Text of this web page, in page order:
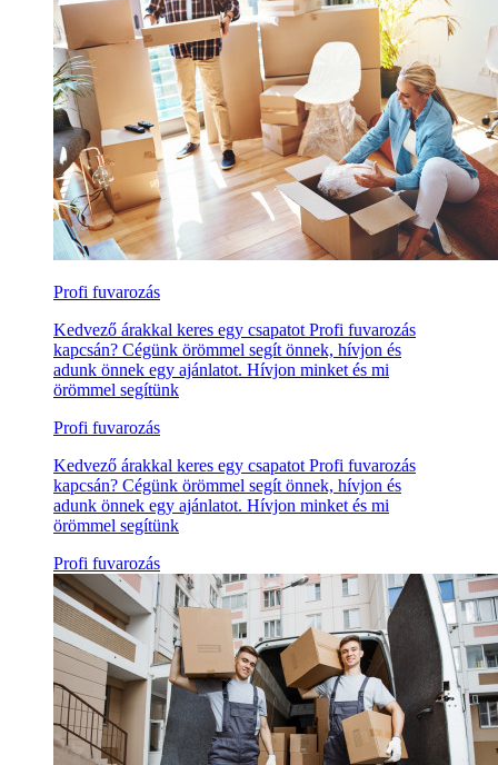
Profi fuvarozás
Kedvező árakkal keres egy csapatot Profi fuvarozás
kapcsán? Cégünk örömmel segít önnek, hívjon és
adunk önnek egy ajánlatot. Hívjon minket és mi
örömmel segítünk
Profi fuvarozás
Kedvező árakkal keres egy csapatot Profi fuvarozás
kapcsán? Cégünk örömmel segít önnek, hívjon és
adunk önnek egy ajánlatot. Hívjon minket és mi
örömmel segítünk
Profi fuvarozás